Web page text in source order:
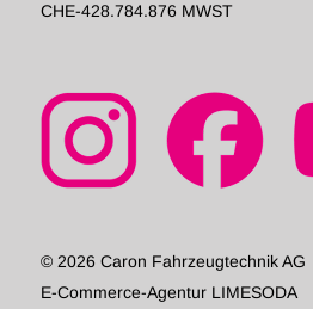
CHE-428.784.876 MWST
© 2026 Caron Fahrzeugtechnik AG
E-Commerce-Agentur LIMESODA